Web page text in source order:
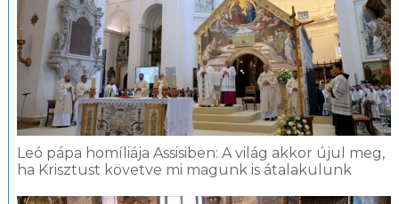
Leó pápa homíliája Assisiben: A világ akkor újul meg,
ha Krisztust követve mi magunk is átalakulunk